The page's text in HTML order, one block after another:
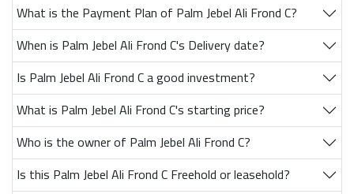
What is the Payment Plan of Palm Jebel Ali Frond C?
When is Palm Jebel Ali Frond C's Delivery date?
Is Palm Jebel Ali Frond C a good investment?
What is Palm Jebel Ali Frond C's starting price?
Who is the owner of Palm Jebel Ali Frond C?
Is this Palm Jebel Ali Frond C Freehold or leasehold?